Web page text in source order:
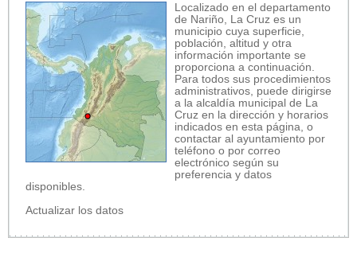
Localizado en el departamento
de Nariño, La Cruz es un
municipio cuya superficie,
población, altitud y otra
información importante se
proporciona a continuación.
Para todos sus procedimientos
administrativos, puede dirigirse
a la alcaldía municipal de La
Cruz en la dirección y horarios
indicados en esta página, o
contactar al ayuntamiento por
teléfono o por correo
electrónico según su
preferencia y datos
disponibles.
Actualizar los datos